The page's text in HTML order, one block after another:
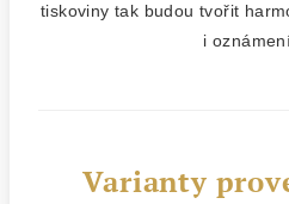
tiskoviny tak budou tvořit
i
Varianty